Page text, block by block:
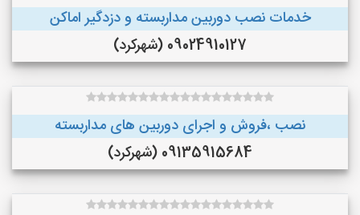
خدمات نصب دوربین مداربسته و دزدگیر اماکن
09024910127 (شهرکرد)
نصب ،فروش و اجرای دوربین های مداربسته
09135915684 (شهرکرد)